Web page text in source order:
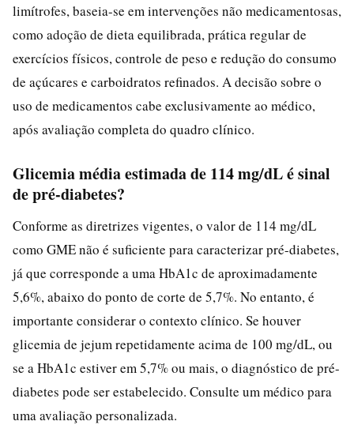
limítrofes, baseia-se em intervenções não medicamentosas,
como adoção de dieta equilibrada, prática regular de
exercícios físicos, controle de peso e redução do consumo
de açúcares e carboidratos refinados. A decisão sobre o
uso de medicamentos cabe exclusivamente ao médico,
após avaliação completa do quadro clínico.
Glicemia média estimada de 114 mg/dL é sinal
de pré-diabetes?
Conforme as diretrizes vigentes, o valor de 114 mg/dL
como GME não é suficiente para caracterizar pré-diabetes,
já que corresponde a uma HbA1c de aproximadamente
5,6%, abaixo do ponto de corte de 5,7%. No entanto, é
importante considerar o contexto clínico. Se houver
glicemia de jejum repetidamente acima de 100 mg/dL, ou
se a HbA1c estiver em 5,7% ou mais, o diagnóstico de pré-
diabetes pode ser estabelecido. Consulte um médico para
uma avaliação personalizada.